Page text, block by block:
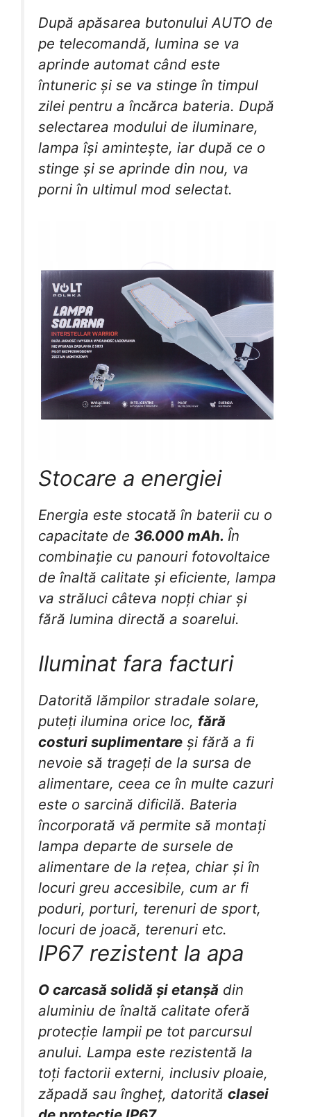
După apăsarea butonului AUTO de
pe telecomandă, lumina se va
aprinde automat când este
întuneric și se va stinge în timpul
zilei pentru a încărca bateria. După
selectarea modului de iluminare,
lampa își amintește, iar după ce o
stinge și se aprinde din nou, va
porni în ultimul mod selectat.
Stocare a energiei
Energia este stocată în baterii cu o
capacitate de 36.000 mAh. În
combinație cu panouri fotovoltaice
de înaltă calitate și eficiente, lampa
va străluci câteva nopți chiar și
fără lumina directă a soarelui.
Iluminat fara facturi
Datorită lămpilor stradale solare,
puteți ilumina orice loc, fără
costuri suplimentare și fără a fi
nevoie să trageți de la sursa de
alimentare, ceea ce în multe cazuri
este o sarcină dificilă. Bateria
încorporată vă permite să montați
lampa departe de sursele de
alimentare de la rețea, chiar și în
locuri greu accesibile, cum ar fi
poduri, porturi, terenuri de sport,
locuri de joacă, terenuri etc.
IP67 rezistent la apa
O carcasă solidă și etanșă din
aluminiu de înaltă calitate oferă
protecție lampii pe tot parcursul
anului. Lampa este rezistentă la
toți factorii externi, inclusiv ploaie,
zăpadă sau îngheț, datorită clasei